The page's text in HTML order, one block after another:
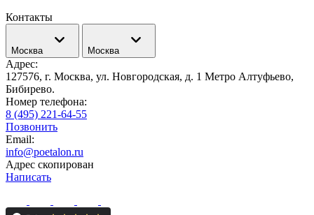
Контакты
Москва Москва
Адрес:
127576, г. Москва, ул. Новгородская, д. 1 Метро Алтуфьево,
Бибирево.
Номер телефона:
8 (495) 221-64-55
Позвонить
Email:
info@poetalon.ru
Адрес скопирован
Написать